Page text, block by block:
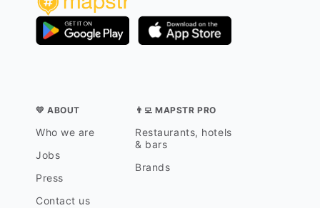
💛 ABOUT
Who we are
Jobs
Press
Contact us
👨‍💻 MAPSTR PRO
Restaurants, hotels
& bars
Brands